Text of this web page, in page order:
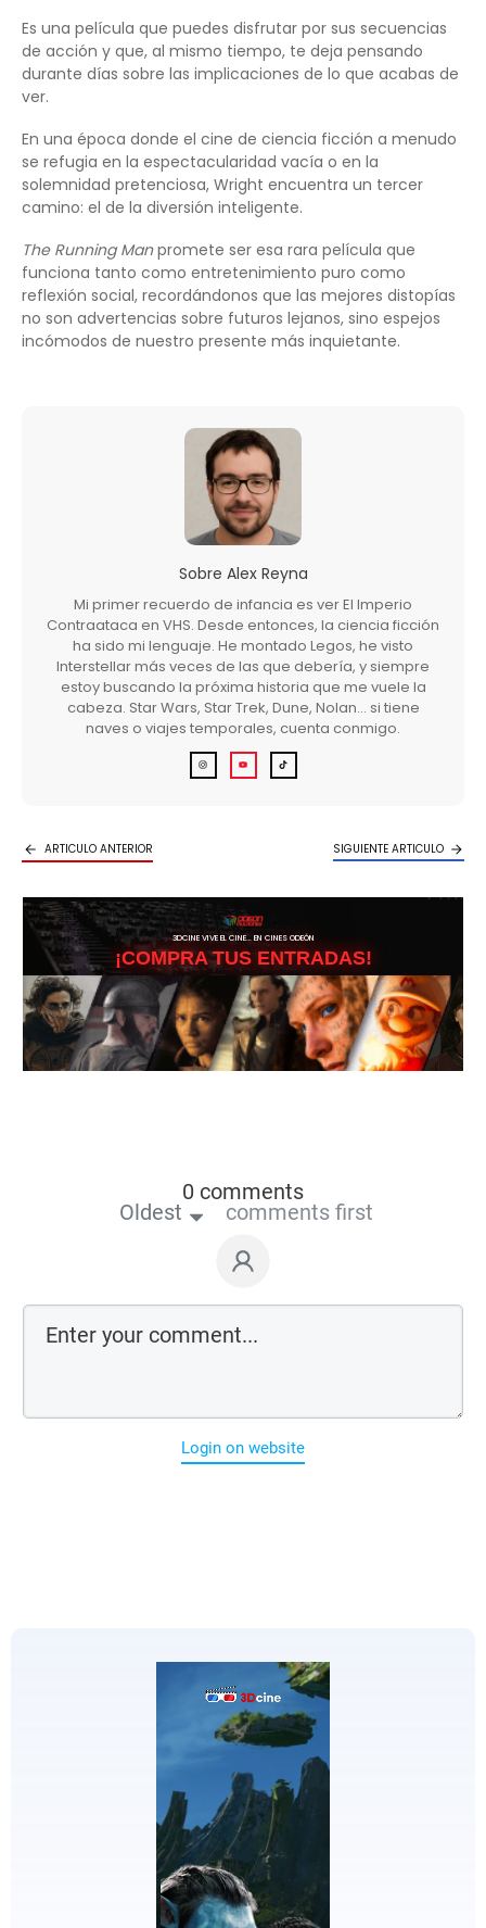
Es una película que puedes disfrutar por sus secuencias
de acción y que, al mismo tiempo, te deja pensando
durante días sobre las implicaciones de lo que acabas de
ver.
En una época donde el cine de ciencia ficción a menudo
se refugia en la espectacularidad vacía o en la
solemnidad pretenciosa, Wright encuentra un tercer
camino: el de la diversión inteligente.
The Running Manpromete ser esa rara película que
funciona tanto como entretenimiento puro como
reflexión social, recordándonos que las mejores distopías
no son advertencias sobre futuros lejanos, sino espejos
incómodos de nuestro presente más inquietante.
Sobre Alex Reyna
Mi primer recuerdo de infancia es ver El Imperio
Contraataca en VHS. Desde entonces, la ciencia ficción
ha sido mi lenguaje. He montado Legos, he visto
Interstellar más veces de las que debería, y siempre
estoy buscando la próxima historia que me vuele la
cabeza. Star Wars, Star Trek, Dune, Nolan… si tiene
naves o viajes temporales, cuenta conmigo.
ARTICULO ANTERIOR SIGUIENTE ARTICULO
3DCINE VIVE EL CINE… EN CINES ODEÓN
¡COMPRA TUS ENTRADAS!
0 comments
Oldest comments first
Login on website